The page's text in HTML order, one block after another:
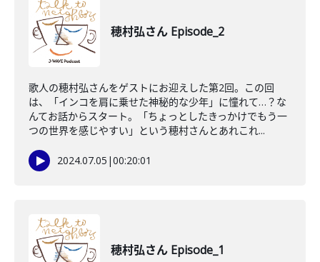
穂村弘さん Episode_2
歌人の穂村弘さんをゲストにお迎えした第2回。この回
は、「インコを肩に乗せた神秘的な少年」に憧れて…？な
んてお話からスタート。「ちょっとしたきっかけでもう一
つの世界を感じやすい」という穂村さんとあれこれ...
2024.07.05 |00:20:01
穂村弘さん Episode_1